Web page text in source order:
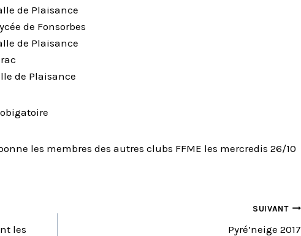
de Plaisance
de Fonsorbes
de Plaisance
de Plaisance
les membres des autres clubs FFME les mercredis 26/10
les
SUIVANT
Pyré’neige 2017